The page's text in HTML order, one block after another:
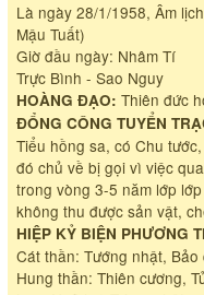
Là ngày 28/1/1958, Âm
Mậu Tuất)
Giờ đầu ngày: Nhâm Tí
Trực Bình - Sao Nguy
HOÀNG ĐẠO: Thiên đức
ĐỔNG CÔNG TUYỂN
Tiểu hồng sa, có Chu
đó chủ về bị gọi vì việc
trong vòng 3-5 năm lớp
không thu được sản vật,
HIỆP KỶ BIỆN PHƯƠNG
Cát thần: Tướng nhật, Bảo
Hung thần: Thiên cương,